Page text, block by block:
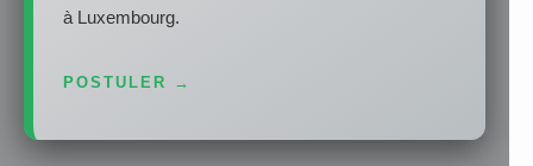
à Luxembourg.
POSTULER →